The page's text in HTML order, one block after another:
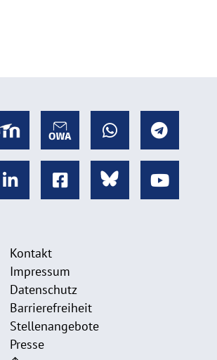
Kontakt
Impressum
Datenschutz
Barrierefreiheit
Stellenangebote
Presse